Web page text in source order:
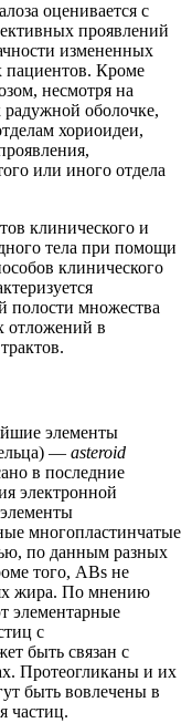
оценивается с
проявлений
измененных
пациентов. Кроме
несмотря на
радужной оболочке,
хориоидеи,
или иного отдела
клинического и
тела при помощи
клинического
полости множества
отложений в
элементы
— asteroid
в последние
электронной
многопластинчатые
по данным разных
того, ABs не
жира. По мнению
элементарные
с
быть связан с
Протеогликаны и их
быть вовлечены в
частиц.